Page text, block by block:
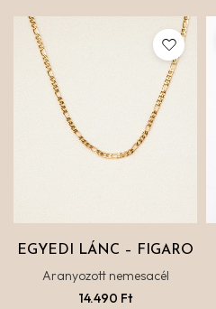
EGYEDI LÁNC – FIGARO
Aranyozott nemesacél
14.490 Ft